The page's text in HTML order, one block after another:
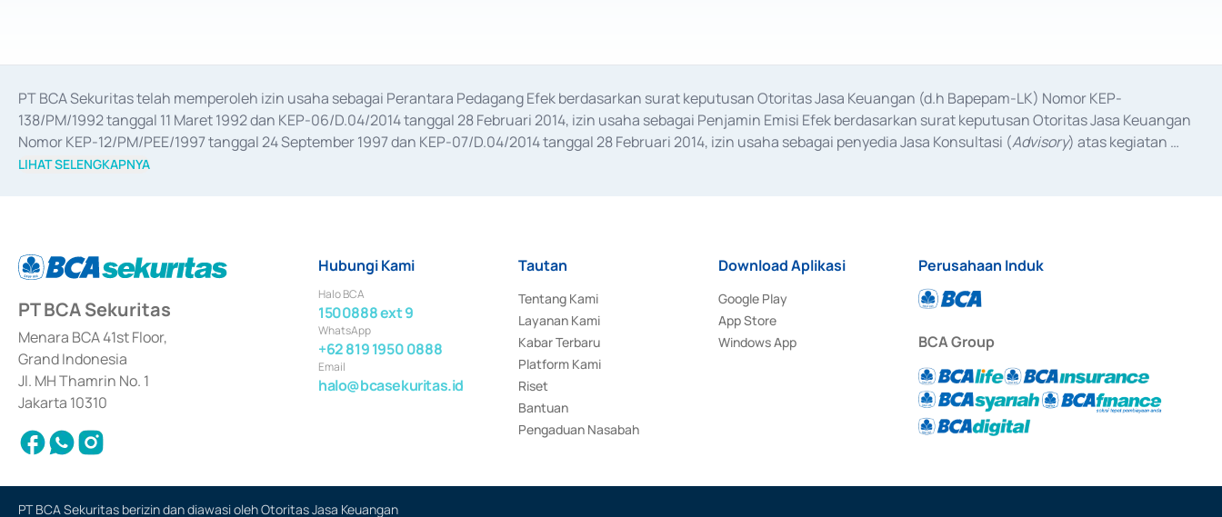
PT BCA Sekuritas telah memperoleh izin usaha sebagai Perantara Pedagang Efek berdasarkan surat keputusan Otoritas Jasa Keuangan (d.h Bapepam-LK) Nomor KEP-
138/PM/1992 tanggal 11 Maret 1992 dan KEP-06/D.04/2014 tanggal 28 Februari 2014, izin usaha sebagai Penjamin Emisi Efek berdasarkan surat keputusan Otoritas Jasa Keuangan
Nomor KEP-12/PM/PEE/1997 tanggal 24 September 1997 dan KEP-07/D.04/2014 tanggal 28 Februari 2014, izin usaha sebagai penyedia Jasa Konsultasi (Advisory) atas kegiatan
merger, akuisisi, divestasi, dan
LIHAT SELENGKAPNYA
PT BCA Sekuritas
Menara BCA 41st Floor,
Grand Indonesia
Jl. MH Thamrin No. 1
Jakarta 10310
Hubungi Kami
Halo BCA
1500888 ext 9
WhatsApp
+62 819 1950 0888
Email
halo@bcasekuritas.id
Tautan
Tentang Kami
Layanan Kami
Kabar Terbaru
Platform Kami
Riset
Bantuan
Pengaduan Nasabah
Download Aplikasi
Google Play
App Store
Windows App
Perusahaan Induk
BCA Group
PT BCA Sekuritas berizin dan diawasi oleh Otoritas Jasa Keuangan